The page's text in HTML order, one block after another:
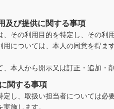
及び提供に関する事項
、その利用目的を特定し、その
用については、本人の同意を得
本人から開示又は訂正・追加・
関する事項
定し、取扱い担当者については
施します。